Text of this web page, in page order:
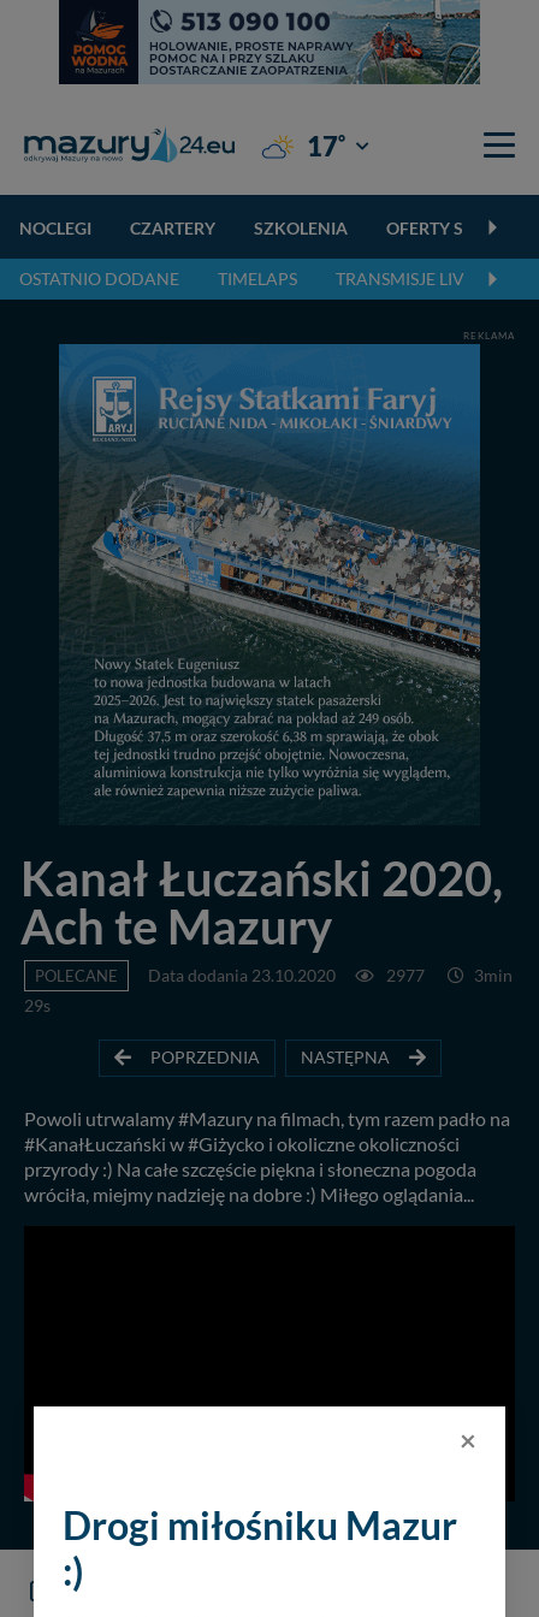
17° Giżycko
NOCLEGI CZARTERY SZKOLENIA OFERTY
OSTATNIO DODANE TIMELAPS TRANSMISJE LIVE
REKLAMA
Kanał Łuczański 2020,
Ach te Mazury
POLECANE Data dodania 23.10.2020 2977
3min
29s
POPRZEDNIA NASTĘPNA
Powoli utrwalamy #Mazury na filmach, tym razem padło na
#KanałŁuczański w #Giżycko i okoliczne okoliczności
przyrody :) Na całe szczęście piękna i słoneczna pogoda
wróciła, miejmy nadzieję na dobre :) Miłego oglądania...
KOMENTARZE
×
Drogi miłośniku Mazur
:)